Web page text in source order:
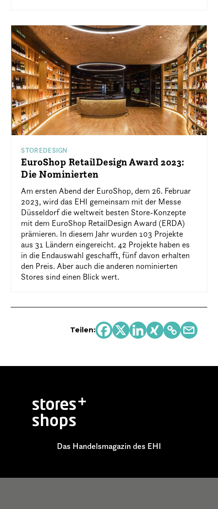
STOREDESIGN
EuroShop RetailDesign Award 2023:
Die Nominierten
Am ersten Abend der EuroShop, dem 26. Februar
2023, wird das EHI gemeinsam mit der Messe
Düsseldorf die weltweit besten Store-Konzepte
mit dem EuroShop RetailDesign Award (ERDA)
prämieren. In diesem Jahr wurden 103 Projekte
aus 31 Ländern eingereicht. 42 Projekte haben es
in die Endauswahl geschafft, fünf davon erhalten
den Preis. Aber auch die anderen nominierten
Stores sind einen Blick wert.
Teilen:
Das Handelsmagazin des EHI